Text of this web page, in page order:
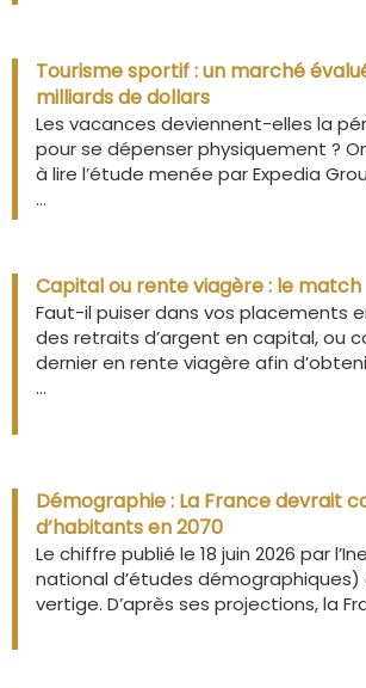
Tourisme sportif : un marché
milliards de dollars
Les vacances deviennent-elles la
pour se dépenser physiquement ?
à lire l’étude menée par Expedia
...
Capital ou rente viagère : le match
Faut-il puiser dans vos placements
des retraits d’argent en capital, ou
dernier en rente viagère afin
...
Démographie : La France devrait
d’habitants en 2070
Le chiffre publié le 18 juin 2026 par
national d’études démographiques)
vertige. D’après ses projections, la